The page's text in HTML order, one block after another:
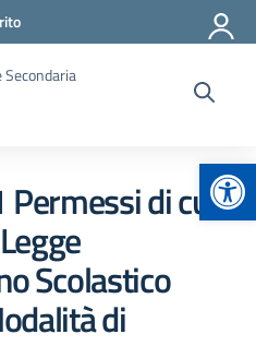
Permessi di cui
Scolastico
di